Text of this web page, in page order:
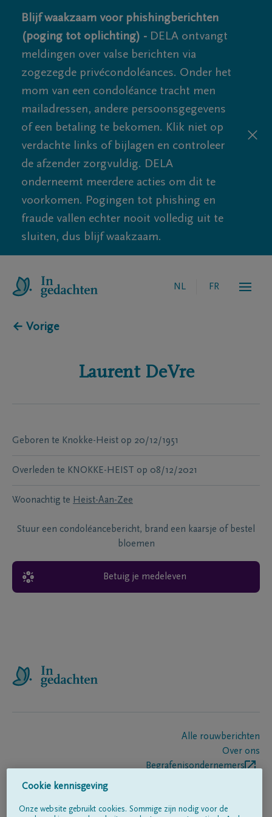
Blijf waakzaam voor phishingberichten
(poging tot oplichting) - DELA ontvangt
meldingen over valse berichten via
zogezegde privécondoléances. Onder het
mom van een condoléance tracht men
mailadressen, andere persoonsgegevens
of een betaling te bekomen. Klik niet op
verdachte links of bijlagen en controleer
de afzender zorgvuldig. DELA
onderneemt meerdere acties om dit te
voorkomen. Pogingen tot phishing en
fraude vallen echter nooit volledig uit te
sluiten, dus blijf waakzaam.
NL FR
← Vorige
Laurent DeVre
Geboren te Knokke-Heist op 20/12/1951
Overleden te KNOKKE-HEIST op 08/12/2021
Woonachtig te Heist-Aan-Zee
Stuur een condoléancebericht, brand een kaarsje of bestel
bloemen
Betuig je medeleven
Alle rouwberichten
Over ons
Begrafenisondernemers
Cookie kennisgeving
Onze website gebruikt cookies. Sommige zijn nodig voor de